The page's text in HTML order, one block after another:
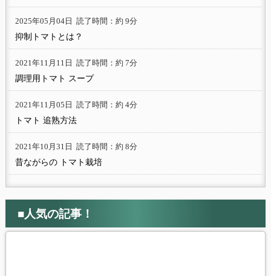
2025年05月04日 読了時間：約 9分
抑制トマトとは？
2021年11月11日 読了時間：約 7分
調理用トマト スープ
2021年11月05日 読了時間：約 4分
トマト 追熟方法
2021年10月31日 読了時間：約 8分
昔ながらの トマト栽培
■人気の記事！